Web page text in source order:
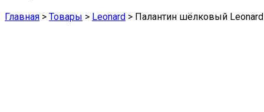
Главная > Товары > Leonard > Палантин шёлковый Leonard